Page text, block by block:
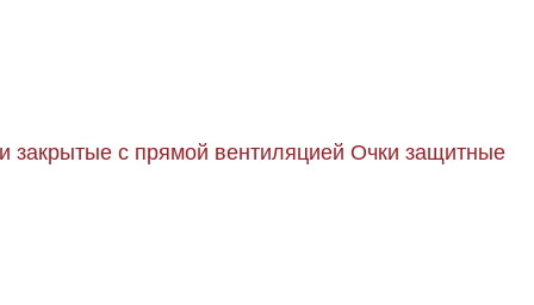
закрытые с прямой вентиляцией Очки защитные